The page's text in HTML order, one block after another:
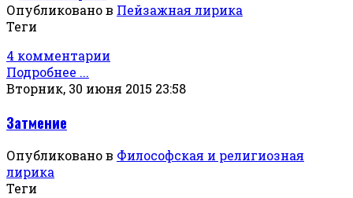
Опубликовано в Пейзажная лирика
Теги
4 комментарии
Подробнее ...
Вторник, 30 июня 2015 23:58
Затмение
Опубликовано в Философская и религиозная
лирика
Теги